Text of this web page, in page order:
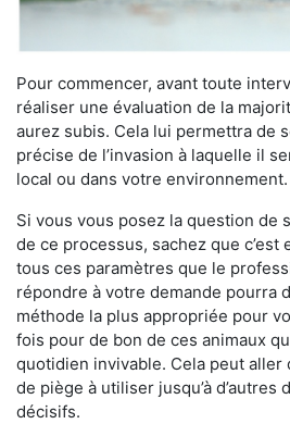
Pour commencer, avant toute
réaliser une évaluation de la
aurez subis. Cela lui permettra de
précise de l’invasion à laquelle il
local ou dans votre environnement.
Si vous vous posez la question de
de ce processus, sachez que c’est
tous ces paramètres que le
répondre à votre demande pourra
méthode la plus appropriée pour
fois pour de bon de ces animaux
quotidien invivable. Cela peut aller
de piège à utiliser jusqu’à d’autres
décisifs.